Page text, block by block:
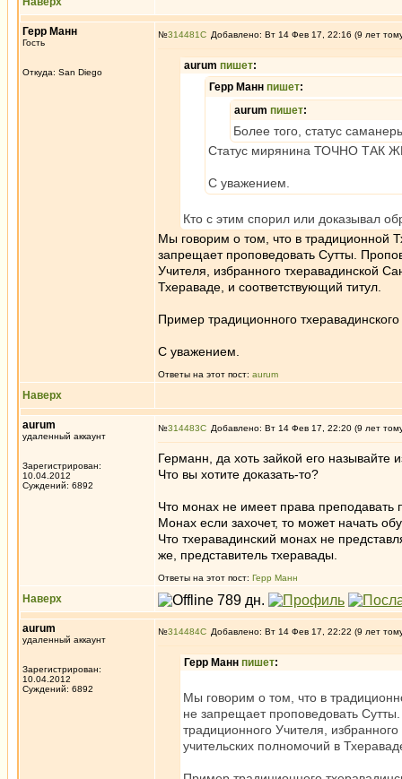
Герр Манн
Гость
Откуда: San Diego
№314481 Добавлено: Вт 14 Фев 17, 22:16 (9 лет
aurum пишет:
Герр Манн пишет:
aurum пишет:
Более того, статус
Статус мирянина ТОЧНО ТАК
С уважением.
Кто с этим спорил или доказывал
Мы говорим о том, что в традиционной
запрещает проповедовать Сутты.
Учителя, избранного тхеравадинской
Тхераваде, и соответствующий титул.
Пример традиционного
С уважением.
Ответы на этот пост: aurum
Наверх
aurum
удаленный аккаунт
Зарегистрирован:
10.04.2012
Суждений: 6892
№314483 Добавлено: Вт 14 Фев 17, 22:20 (9 лет
Германн, да хоть зайкой его называйте
Что вы хотите доказать-то?
Что монах не имеет права
Монах если захочет, то может начать
Что тхеравадинский монах не
же, представитель тхеравады.
Ответы на этот пост: Герр Манн
Наверх
aurum
удаленный аккаунт
Зарегистрирован:
10.04.2012
Суждений: 6892
№314484 Добавлено: Вт 14 Фев 17, 22:22 (9 лет
Герр Манн пишет:
Мы говорим о том, что в
не запрещает проповедовать
традиционного Учителя,
учительских полномочий в